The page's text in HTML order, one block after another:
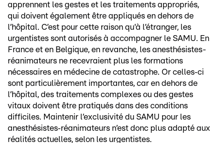
apprennent les gestes et les traitements appropriés,
qui doivent également être appliqués en dehors de
l’hôpital. C’est pour cette raison qu'à l’étranger, les
urgentistes sont autorisés à accompagner le SAMU. En
France et en Belgique, en revanche, les anesthésistes-
réanimateurs ne recevraient plus les formations
nécessaires en médecine de catastrophe. Or celles‑ci
sont particulièrement importantes, car en dehors de
l’hôpital, des traitements complexes ou des gestes
vitaux doivent être pratiqués dans des conditions
difficiles. Maintenir l’exclusivité du SAMU pour les
anesthésistes‑réanimateurs n’est donc plus adapté aux
réalités actuelles, selon les urgentistes.